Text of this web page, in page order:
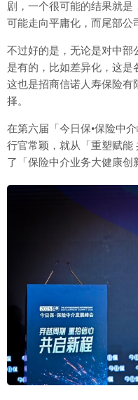
剧，一个很可能的结果就是
可能走向平庸化，而尾部公
不过好的是，无论是对中部
是有的，比如差异化，这是
这也是招商信诺人寿保险有
择。
在第六届「今日保•保险中
行官常颖，就从「重塑赋能
了「保险中介业务大健康创